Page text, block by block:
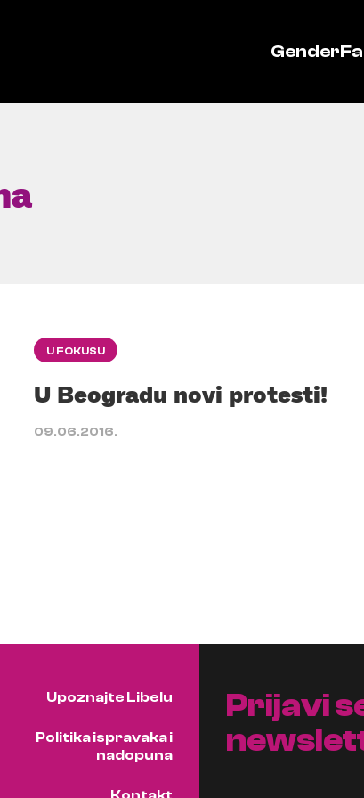
U FOKUSU
U Beogradu novi protesti!
09.06.2016.
Upoznajte Libelu
Politika ispravaka i
nadopuna
Prijavi